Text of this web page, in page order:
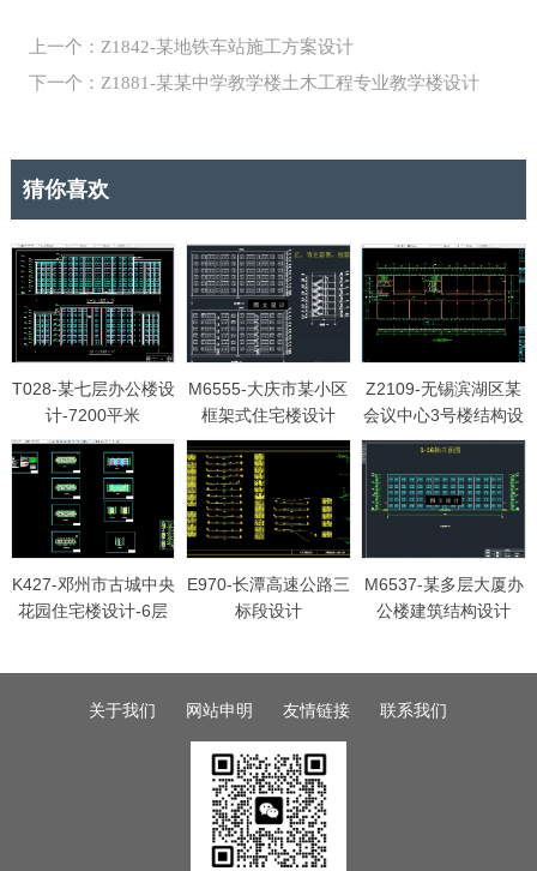
上一个：Z1842-某地铁车站施工方案设计
下一个：Z1881-某某中学教学楼土木工程专业教学楼设计
猜你喜欢
T028-某七层办公楼设
计-7200平米
M6555-大庆市某小区
框架式住宅楼设计
Z2109-无锡滨湖区某
会议中心3号楼结构设
计
K427-邓州市古城中央
花园住宅楼设计-6层
E970-长潭高速公路三
标段设计
M6537-某多层大厦办
公楼建筑结构设计
关于我们 网站申明 友情链接 联系我们